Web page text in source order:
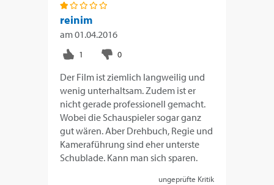
reinim
am01.04.2016
Der Film ist ziemlich langweilig und
wenig unterhaltsam. Zudem ist er
nicht gerade professionell gemacht.
Wobei die Schauspieler sogar ganz
gut wären. Aber Drehbuch, Regie und
Kameraführung sind eher unterste
Schublade. Kann man sich sparen.
ungeprüfte Kritik